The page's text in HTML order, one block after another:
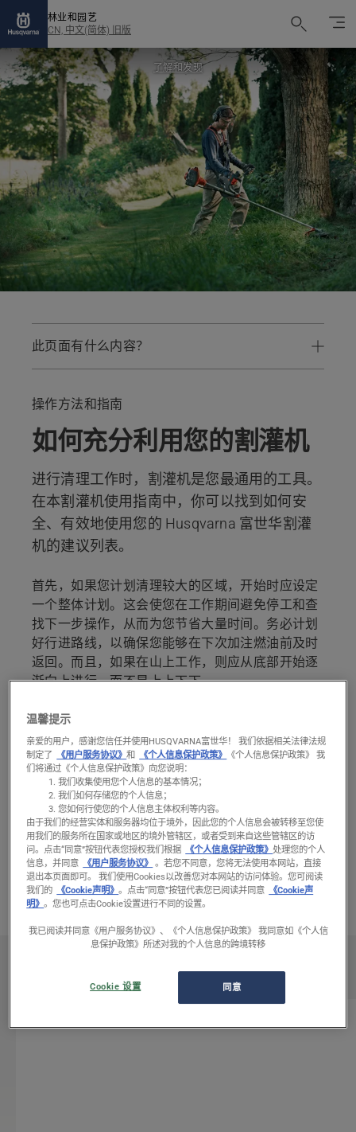
林业和园艺
CN, 中文(简体) 旧版
了解和发现
此页面有什么内容？
背带
保养维修
推荐产品
操作方法和指南
如何充分利用您的割灌机
进行清理工作时，割灌机是您最通用的工具。
在本割灌机使用指南中，你可以找到如何安
全、有效地使用您的 Husqvarna 富世华割灌
机的建议列表。
首先，如果您计划清理较大的区域，开始时应设定
一个整体计划。这会使您在工作期间避免停工和查
找下一步操作，从而为您节省大量时间。务必计划
好行进路线，以确保您能够在下次加注燃油前及时
返回。而且，如果在山上工作，则应从底部开始逐
渐向上进行，而不是上上下下。
安全装备
使用割灌机工作时，请穿着以下防护服：
带面罩和听觉保护装备的
防撕裂服
防护手套
耐磨鞋或耐磨靴
温馨提示
亲爱的用户，感谢您信任并使用HUSQVARNA富世华！ 我们依据相关法律法规
制定了
《用户服务协议》和 《个人信息保护政策》
《个人信息保护政策》 我
们将通过《个人信息保护政策》向您说明：
我们收集使用您个人信息的基本情况；
我们如何存储您的个人信息；
您如何行使您的个人信息主体权利等内容。
由于我们的经营实体和服务器均位于境外，因此您的个人信息会被转移至您使
用我们的服务所在国家或地区的境外管辖区，或者受到来自这些管辖区的访
问。 点击“同意”按钮代表您授权我们根据 《个人信息保护政策》 处理您的个人
信息，并同意
《用户服务协议》 。若您不同意，您将无法使用本网站，直接
退出本页面即可。 我们使用Cookies以改善您对本网站的访问体验。您可阅读
我们的
《Cookie声明》。点击“同意”按钮代表您已阅读并同意
《Cookie声
明》。您也可点击Cookie设置进行不同的设置。
我已阅读并同意《用户服务协议》、《个人信息保护政策》 我同意如《个人信
息保护政策》所述对我的个人信息的跨境转移
同意
Cookie 设置